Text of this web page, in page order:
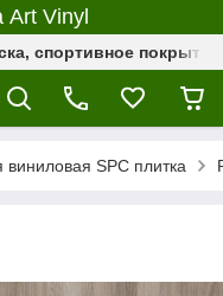
Art Vinyl
спортивное
SPC плитка